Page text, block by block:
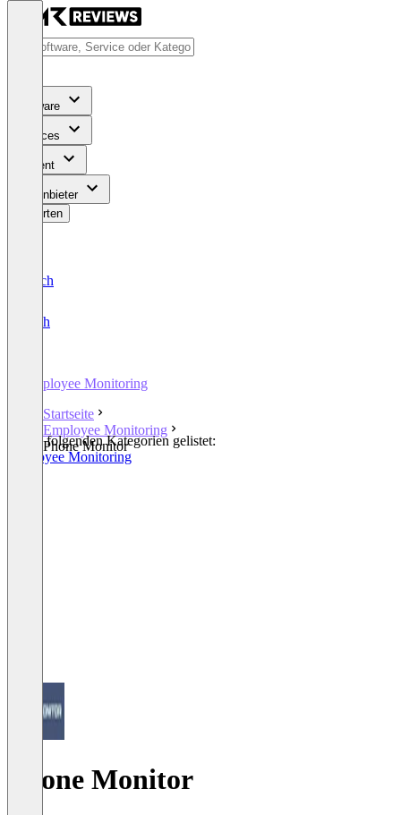
Software
Services
Content
Für Anbieter
Bewerten
Deutsch
English
Employee Monitoring
Startseite
Employee Monitoring
Phone Monitor
In den folgenden Kategorien gelistet:
Employee Monitoring
Phone Monitor